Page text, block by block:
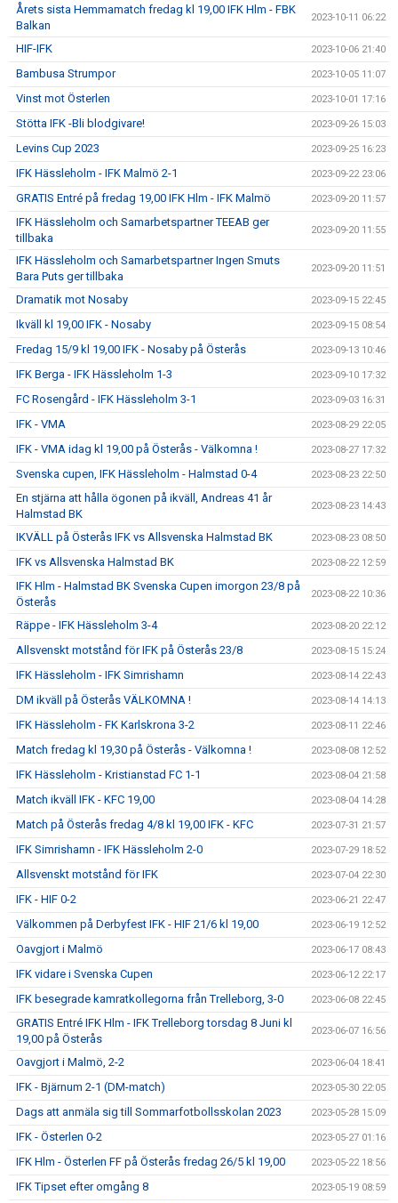
Årets sista Hemmamatch fredag kl 19,00 IFK Hlm - FBK
Balkan
2023-10-11 06:22
HIF-IFK 2023-10-06 21:40
Bambusa Strumpor 2023-10-05 11:07
Vinst mot Österlen 2023-10-01 17:16
Stötta IFK -Bli blodgivare! 2023-09-26 15:03
Levins Cup 2023 2023-09-25 16:23
IFK Hässleholm - IFK Malmö 2-1 2023-09-22 23:06
GRATIS Entré på fredag 19,00 IFK Hlm - IFK Malmö 2023-09-20 11:57
IFK Hässleholm och Samarbetspartner TEEAB ger
tillbaka
2023-09-20 11:55
IFK Hässleholm och Samarbetspartner Ingen Smuts
Bara Puts ger tillbaka
2023-09-20 11:51
Dramatik mot Nosaby 2023-09-15 22:45
Ikväll kl 19,00 IFK - Nosaby 2023-09-15 08:54
Fredag 15/9 kl 19,00 IFK - Nosaby på Österås 2023-09-13 10:46
IFK Berga - IFK Hässleholm 1-3 2023-09-10 17:32
FC Rosengård - IFK Hässleholm 3-1 2023-09-03 16:31
IFK - VMA 2023-08-29 22:05
IFK - VMA idag kl 19,00 på Österås - Välkomna ! 2023-08-27 17:32
Svenska cupen, IFK Hässleholm - Halmstad 0-4 2023-08-23 22:50
En stjärna att hålla ögonen på ikväll, Andreas 41 år
Halmstad BK
2023-08-23 14:43
IKVÄLL på Österås IFK vs Allsvenska Halmstad BK 2023-08-23 08:50
IFK vs Allsvenska Halmstad BK 2023-08-22 12:59
IFK Hlm - Halmstad BK Svenska Cupen imorgon 23/8 på
Österås
2023-08-22 10:36
Räppe - IFK Hässleholm 3-4 2023-08-20 22:12
Allsvenskt motstånd för IFK på Österås 23/8 2023-08-15 15:24
IFK Hässleholm - IFK Simrishamn 2023-08-14 22:43
DM ikväll på Österås VÄLKOMNA ! 2023-08-14 14:13
IFK Hässleholm - FK Karlskrona 3-2 2023-08-11 22:46
Match fredag kl 19,30 på Österås - Välkomna ! 2023-08-08 12:52
IFK Hässleholm - Kristianstad FC 1-1 2023-08-04 21:58
Match ikväll IFK - KFC 19,00 2023-08-04 14:28
Match på Österås fredag 4/8 kl 19,00 IFK - KFC 2023-07-31 21:57
IFK Simrishamn - IFK Hässleholm 2-0 2023-07-29 18:52
Allsvenskt motstånd för IFK 2023-07-04 22:30
IFK - HIF 0-2 2023-06-21 22:47
Välkommen på Derbyfest IFK - HIF 21/6 kl 19,00 2023-06-19 12:52
Oavgjort i Malmö 2023-06-17 08:43
IFK vidare i Svenska Cupen 2023-06-12 22:17
IFK besegrade kamratkollegorna från Trelleborg, 3-0 2023-06-08 22:45
GRATIS Entré IFK Hlm - IFK Trelleborg torsdag 8 Juni kl
19,00 på Österås
2023-06-07 16:56
Oavgjort i Malmö, 2-2 2023-06-04 18:41
IFK - Bjärnum 2-1 (DM-match) 2023-05-30 22:05
Dags att anmäla sig till Sommarfotbollsskolan 2023 2023-05-28 15:09
IFK - Österlen 0-2 2023-05-27 01:16
IFK Hlm - Österlen FF på Österås fredag 26/5 kl 19,00 2023-05-22 18:56
IFK Tipset efter omgång 8 2023-05-19 08:59